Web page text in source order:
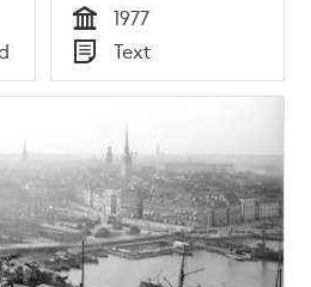
Tid
1977
Typ
Text